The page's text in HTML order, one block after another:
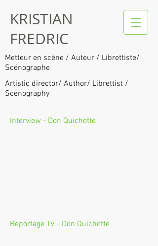
KRISTIAN
FREDRIC
Metteur en scène / Auteur / Librettiste/
Scénographe
Artistic director/ Author/ Librettist /
Scenography
Interview - Don Quichotte
Reportage TV - Don Quichotte